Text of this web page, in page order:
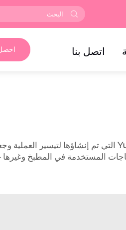
اتصل بنا
التي تم إنشاؤها لتيسير العملية
المستخدمة في المطبخ